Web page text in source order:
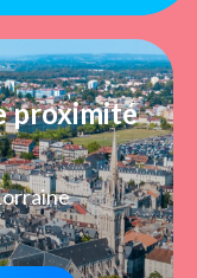
proximité